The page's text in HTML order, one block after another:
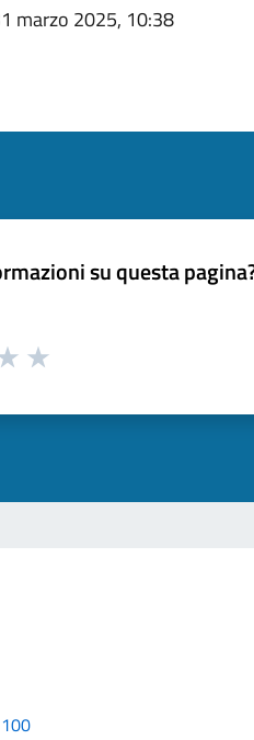
marzo 2025, 10:38
su questa